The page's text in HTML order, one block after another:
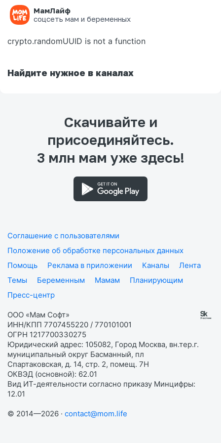
МамЛайф
соцсеть мам и беременных
Ошибка на странице
crypto.randomUUID is not a function
Найдите нужное в каналах
Скачивайте и
присоединяйтесь.
3 млн мам уже здесь!
Соглашение с пользователями
Положение об обработке персональных данных
Помощь
Реклама в приложении Каналы
Лента
Темы
Беременным Мамам
Планирующим
Пресс-центр
ООО «Мам Софт»
ИНН/КПП 7707455220 / 770101001
ОГРН 1217700330275
Юридический адрес: 105082, Город Москва, вн.тер.г.
муниципальный округ Басманный, пл
Спартаковская, д. 14, стр. 2, помещ. 7Н
ОКВЭД (основной): 62.01
Вид ИТ-деятельности согласно приказу Минцифры:
12.01
© 2014—2026 · contact@mom.life